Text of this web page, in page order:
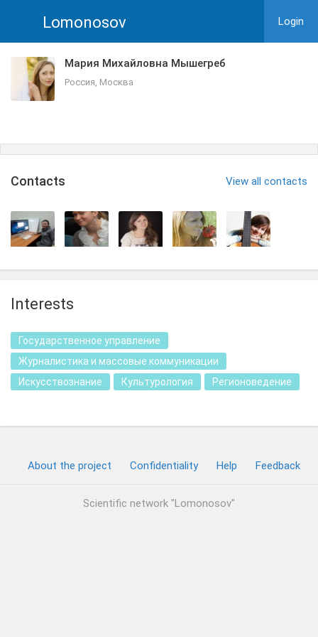
Lomonosov Login
Мария Михайловна Мышегреб
Россия, Москва
Сontacts View all contacts
Interests
Государственное управление
Журналистика и массовые коммуникации
Искусствознание
Культурология Регионоведение
About the project Confidentiality Help Feedback
Scientific network "Lomonosov"